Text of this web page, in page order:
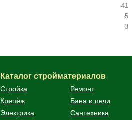
41
5
3
Каталог стройматериалов
Стройка
Ремонт
Крепёж
Баня и печи
Электрика
Сантехника